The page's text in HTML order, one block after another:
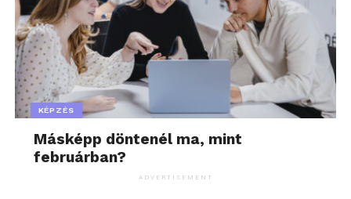
KÉPZÉS
Másképp döntenél ma, mint
februárban?
ADVERTISEMENT